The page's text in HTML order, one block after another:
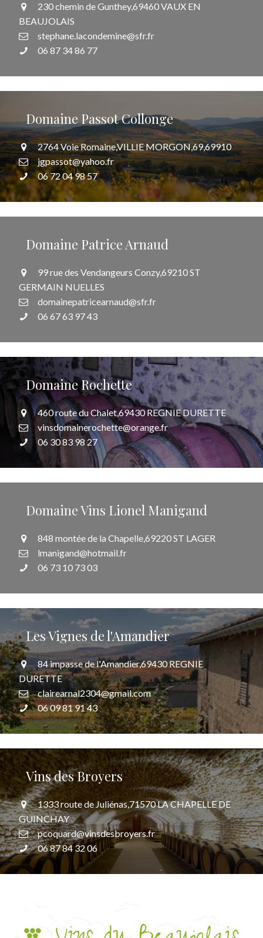
230 chemin de Gunthey,69460 VAUX EN
BEAUJOLAIS
stephane.lacondemine@sfr.fr
06 87 34 86 77
Domaine Passot Collonge
2764 Voie Romaine,VILLIE MORGON,69,69910
jgpassot@yahoo.fr
06 72 04 98 57
Domaine Patrice Arnaud
99 rue des Vendangeurs Conzy,69210 ST
GERMAIN NUELLES
domainepatricearnaud@sfr.fr
06 67 63 97 43
Domaine Rochette
460 route du Chalet,69430 REGNIE DURETTE
vinsdomainerochette@orange.fr
06 30 83 98 27
Domaine Vins Lionel Manigand
848 montée de la Chapelle,69220 ST LAGER
lmanigand@hotmail.fr
06 73 10 73 03
Les Vignes de l'Amandier
84 impasse de l'Amandier,69430 REGNIE
DURETTE
clairearnal2304@gmail.com
06 09 81 91 43
Vins des Broyers
1333 route de Juliénas,71570 LA CHAPELLE DE
GUINCHAY
pcoquard@vinsdesbroyers.fr
06 87 84 32 06